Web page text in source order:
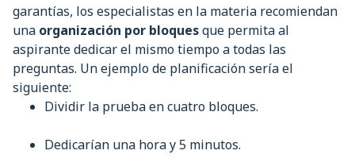
garantías, los especialistas en la materia recomiendan
una organización por bloquesque permita al
aspirante dedicar el mismo tiempo a todas las
preguntas. Un ejemplo de planificación sería el
siguiente:
Dividir la prueba en cuatro bloques.
Dedicarían una hora y 5 minutos.